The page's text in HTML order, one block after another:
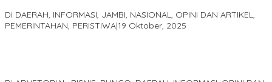
Di DAERAH, INFORMASI, JAMBI, NASIONAL, OPINI DAN ARTIKEL,
PEMERINTAHAN, PERISTIWA|19 Oktober, 2025